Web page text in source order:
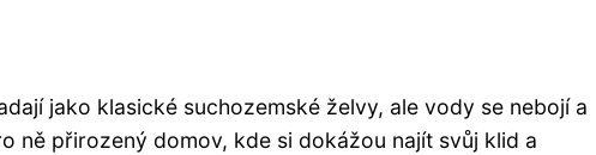
jako klasické suchozemské želvy, ale vody se nebojí a
ně přirozený domov, kde si dokážou najít svůj klid a